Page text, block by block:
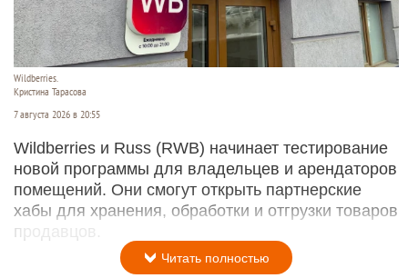
Wildberries.
Кристина Тарасова
7 августа 2026 в 20:55
Wildberries и Russ (RWB) начинает тестирование
новой программы для владельцев и арендаторов
помещений. Они смогут открыть партнерские
хабы для хранения, обработки и отгрузки товаров
продавцов.
Читать полностью